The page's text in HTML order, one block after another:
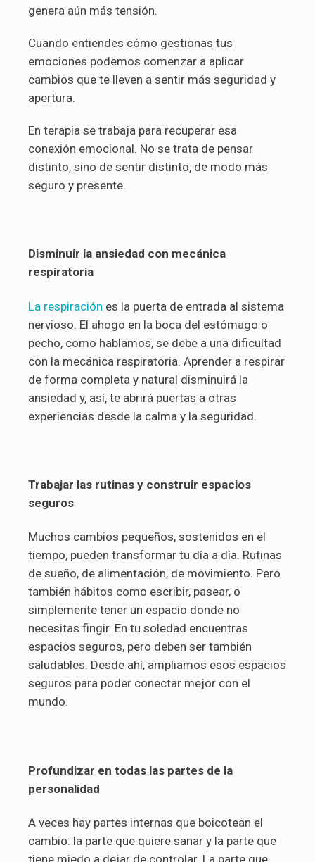
genera aún más tensión.
Cuando entiendes cómo gestionas tus
emociones podemos comenzar a aplicar
cambios que te lleven a sentir más seguridad y
apertura.
En terapia se trabaja para recuperar esa
conexión emocional. No se trata de pensar
distinto, sino de sentir distinto, de modo más
seguro y presente.
Disminuir la ansiedad con mecánica
respiratoria
La respiración es la puerta de entrada al sistema
nervioso. El ahogo en la boca del estómago o
pecho, como hablamos, se debe a una dificultad
con la mecánica respiratoria. Aprender a respirar
de forma completa y natural disminuirá la
ansiedad y, así, te abrirá puertas a otras
experiencias desde la calma y la seguridad.
Trabajar las rutinas y construir espacios
seguros
Muchos cambios pequeños, sostenidos en el
tiempo, pueden transformar tu día a día. Rutinas
de sueño, de alimentación, de movimiento. Pero
también hábitos como escribir, pasear, o
simplemente tener un espacio donde no
necesitas fingir. En tu soledad encuentras
espacios seguros, pero deben ser también
saludables. Desde ahí, ampliamos esos espacios
seguros para poder conectar mejor con el
mundo.
Profundizar en todas las partes de la
personalidad
A veces hay partes internas que boicotean el
cambio: la parte que quiere sanar y la parte que